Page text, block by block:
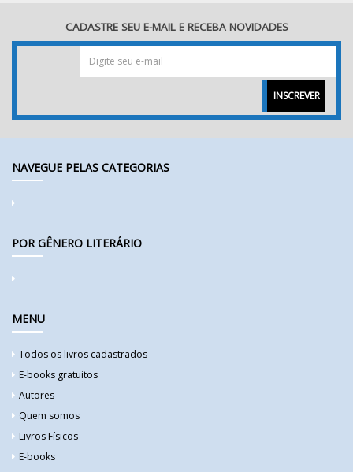
CADASTRE SEU E-MAIL E RECEBA NOVIDADES
INSCREVER
NAVEGUE PELAS CATEGORIAS
POR GÊNERO LITERÁRIO
MENU
Todos os livros cadastrados
E-books gratuitos
Autores
Quem somos
Livros Físicos
E-books